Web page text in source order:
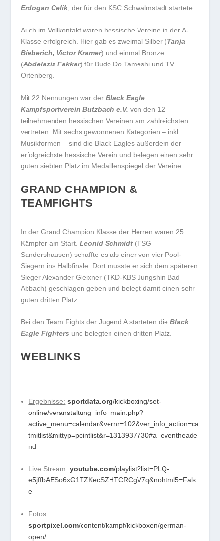
Erdogan Celik , der für den KSC Schwalmstadt startete.
Auch im Vollkontakt waren hessische Vereine in der A-
Klasse erfolgreich. Hier gab es zweimal Silber (Tanja
Bieberich, Victor Kramer) und einmal Bronze
(Abdelaziz Fakkar) für Budo Do Tameshi und TV
Ortenberg.
Mit 22 Nennungen war derBlack Eagle
Kampfsportverein Butzbach e.V.von den 12
teilnehmenden hessischen Vereinen am zahlreichsten
vertreten. Mit sechs gewonnenen Kategorien – inkl.
Musikformen – sind die Black Eagles außerdem der
erfolgreichste hessische Verein und belegen einen sehr
guten siebten Platz im Medaillenspiegel der Vereine.
GRAND CHAMPION &
TEAMFIGHTS
In der Grand Champion Klasse der Herren waren 25
Kämpfer am Start.Leonid Schmidt (TSG
Sandershausen) schaffte es als einer von vier Pool-
Siegern ins Halbfinale. Dort musste er sich dem späteren
Sieger Alexander Gleixner (TKD-KBS Jungshin Bad
Abbach) geschlagen geben und belegt damit einen sehr
guten dritten Platz.
Bei den Team Fights der Jugend A starteten dieBlack
Eagle Fighters und belegten einen dritten Platz.
WEBLINKS
Ergebnisse: sportdata.org/kickboxing/set-
online/veranstaltung_info_main.php?
active_menu=calendar&vernr=102&ver_info_action=ca
tmitlist&mittyp=pointlist&r=1313937730#a_eventheade
nd
Live Stream: youtube.com/playlist?list=PLQ-
e5jffbAESo6xG1TZKecSZHTCRCgV7q&nohtml5=Fals
e
Fotos:
sportpixel.com/content/kampf/kickboxen/german-
open/